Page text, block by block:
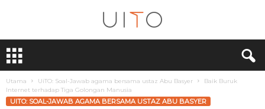
T
Utama UiTO: Soal-Jawab agama bersama ustaz Abu Basyer
Baik Buruk
Internet terhadap Tiga Golongan Manusia
UITO: SOAL-JAWAB AGAMA BERSAMA USTAZ ABU BASYER